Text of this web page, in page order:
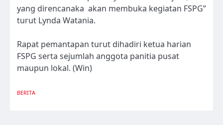
yang direncanaka akan membuka kegiatan FSPG”
turut Lynda Watania.
Rapat pemantapan turut dihadiri ketua harian
FSPG serta sejumlah anggota panitia pusat
maupun lokal. (Win)
BERITA